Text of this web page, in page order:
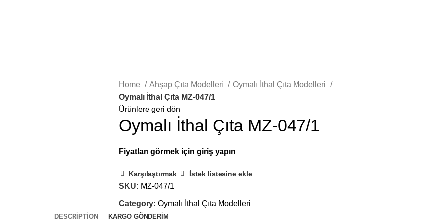
Home Ahşap Çıta Modelleri
Oymalı İthal Çıta Modelleri
Oymalı İthal Çıta MZ-047/1
Ürünlere geri dön
Oymalı İthal Çıta MZ-047/1
Karşılaştırmak İstek listesine ekle
SKU: MZ-047/1
Category: Oymalı İthal Çıta Modelleri
DESCRIPTION KARGO GÖNDERIM